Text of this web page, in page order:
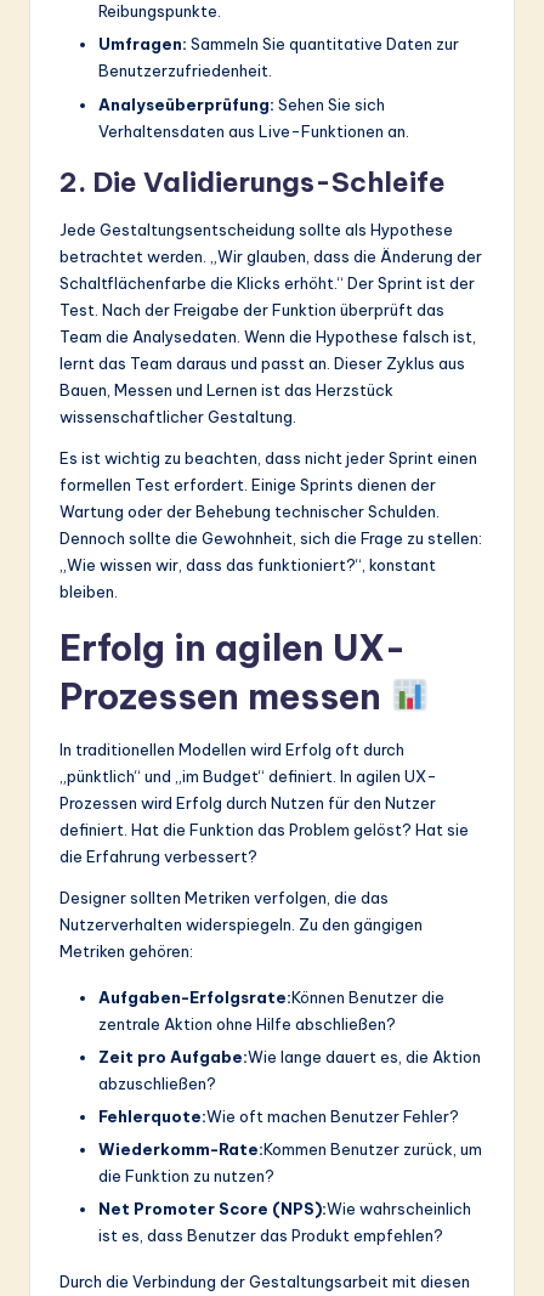
Reibungspunkte.
Umfragen: Sammeln Sie quantitative Daten zur
Benutzerzufriedenheit.
Analyseüberprüfung: Sehen Sie sich
Verhaltensdaten aus Live-Funktionen an.
2. Die Validierungs-Schleife
Jede Gestaltungsentscheidung sollte als Hypothese
betrachtet werden. „Wir glauben, dass die Änderung der
Schaltflächenfarbe die Klicks erhöht.“ Der Sprint ist der
Test. Nach der Freigabe der Funktion überprüft das
Team die Analysedaten. Wenn die Hypothese falsch ist,
lernt das Team daraus und passt an. Dieser Zyklus aus
Bauen, Messen und Lernen ist das Herzstück
wissenschaftlicher Gestaltung.
Es ist wichtig zu beachten, dass nicht jeder Sprint einen
formellen Test erfordert. Einige Sprints dienen der
Wartung oder der Behebung technischer Schulden.
Dennoch sollte die Gewohnheit, sich die Frage zu stellen:
„Wie wissen wir, dass das funktioniert?“, konstant
bleiben.
Erfolg in agilen UX-
Prozessen messen
In traditionellen Modellen wird Erfolg oft durch
„pünktlich“ und „im Budget“ definiert. In agilen UX-
Prozessen wird Erfolg durch Nutzen für den Nutzer
definiert. Hat die Funktion das Problem gelöst? Hat sie
die Erfahrung verbessert?
Designer sollten Metriken verfolgen, die das
Nutzerverhalten widerspiegeln. Zu den gängigen
Metriken gehören:
Aufgaben-Erfolgsrate:Können Benutzer die
zentrale Aktion ohne Hilfe abschließen?
Zeit pro Aufgabe:Wie lange dauert es, die Aktion
abzuschließen?
Fehlerquote:Wie oft machen Benutzer Fehler?
Wiederkomm-Rate:Kommen Benutzer zurück, um
die Funktion zu nutzen?
Net Promoter Score (NPS):Wie wahrscheinlich
ist es, dass Benutzer das Produkt empfehlen?
Durch die Verbindung der Gestaltungsarbeit mit diesen